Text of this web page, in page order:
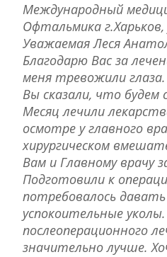
Международный
Офтальмика
Уважаемая Леся
Благодарю Вас за
меня тревожили
Вы сказали, что будем
Месяц лечили
осмотре у главного
хирургическом
Вам и Главному врачу
Подготовили к
потребовалось
успокоительные
послеоперационного
значительно лучше.